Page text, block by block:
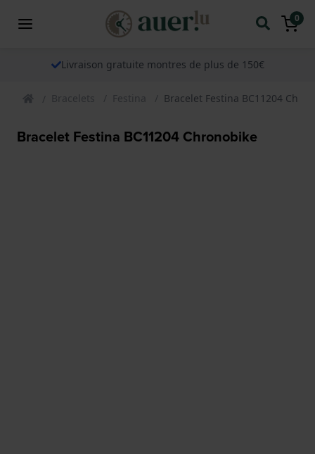
0
Livraison gratuite montres de plus de 150€
Bracelets Festina Bracelet Festina BC11204
Bracelet Festina BC11204 Chronobike